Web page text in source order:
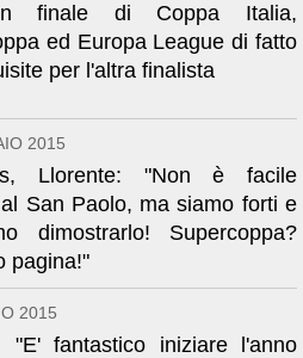
finale di Coppa Italia,
ed Europa League di fatto
per l'altra finalista
2015
Llorente: "Non è facile
San Paolo, ma siamo forti e
dimostrarlo! Supercoppa?
pagina!"
2015
"E' fantastico iniziare l'anno